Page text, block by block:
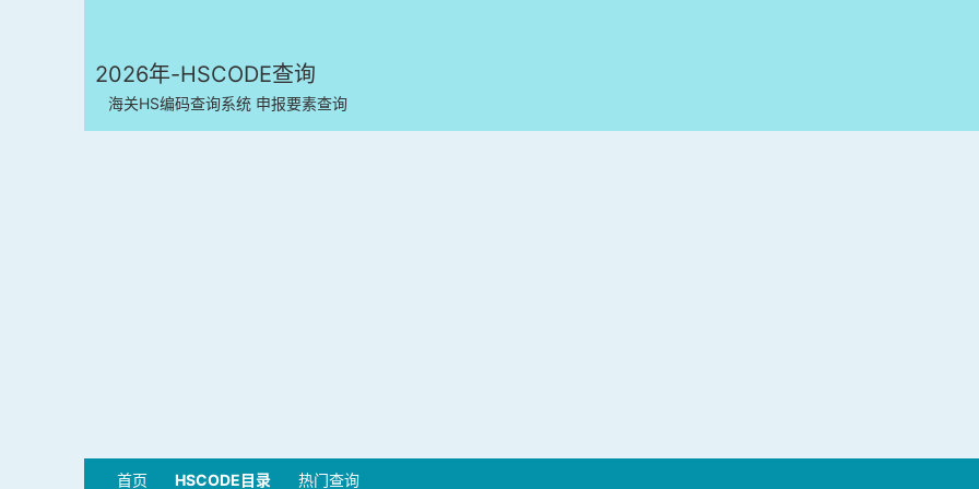
2026年-HSCODE查询
海关HS编码查询系统 申报要素查询
首页 HSCODE目录 热门查询